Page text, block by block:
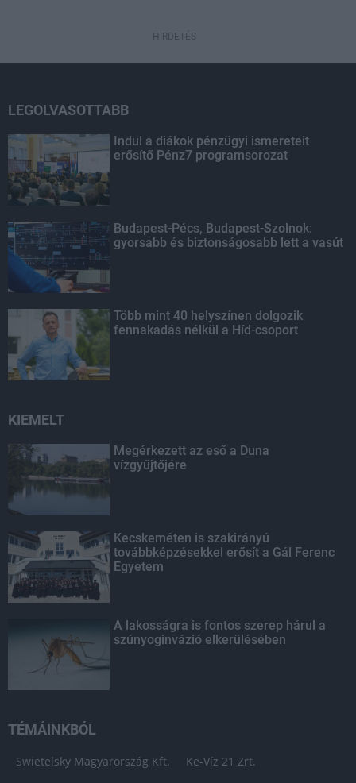
HIRDETÉS
LEGOLVASOTTABB
Indul a diákok pénzügyi ismereteit
erősítő Pénz7 programsorozat
Budapest-Pécs, Budapest-Szolnok:
gyorsabb és biztonságosabb lett a vasút
Több mint 40 helyszínen dolgozik
fennakadás nélkül a Híd-csoport
KIEMELT
Megérkezett az eső a Duna
vízgyűjtőjére
Kecskeméten is szakirányú
továbbképzésekkel erősít a Gál Ferenc
Egyetem
A lakosságra is fontos szerep hárul a
szúnyoginvázió elkerülésében
TÉMÁINKBÓL
Swietelsky Magyarország Kft. Ke-Víz 21 Zrt.